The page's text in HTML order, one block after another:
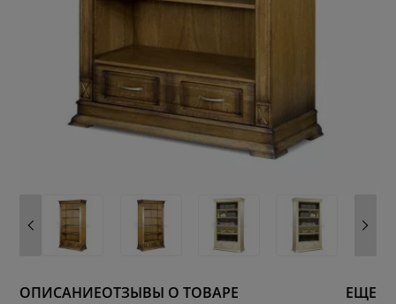
ОПИСАНИЕОТЗЫВЫ О ТОВАРЕ ЕЩЕ